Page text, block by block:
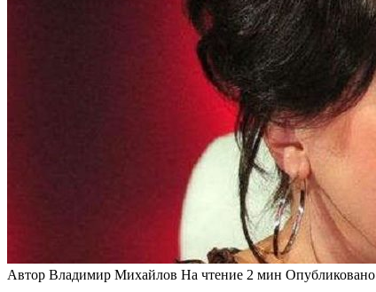
Автор Владимир Михайлов На чтение 2 мин Опубликовано